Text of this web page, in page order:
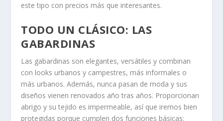
este tipo con precios más que interesantes.
TODO UN CLÁSICO: LAS
GABARDINAS
Las gabardinas son elegantes, versátiles y combinan
con looks urbanos y campestres, más informales o
más urbanos. Además, nunca pasan de moda y sus
diseños vienen renovados año tras años. Proporcionan
abrigo y su tejido es impermeable, así que iremos bien
protegidas porque cumplen dos funciones básicas: